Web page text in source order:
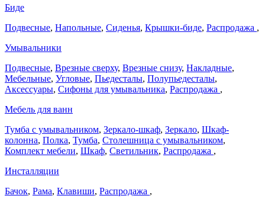
Биде
Подвесные, Напольные, Сиденья, Крышки-биде, Распродажа ,
Умывальники
Подвесные, Врезные сверху, Врезные снизу, Накладные,
Мебельные, Угловые, Пьедесталы, Полупьедесталы,
Аксессуары, Сифоны для умывальника, Распродажа ,
Мебель для ванн
Тумба с умывальником, Зеркало-шкаф, Зеркало, Шкаф-
колонна, Полка, Тумба, Столешница с умывальником,
Комплект мебели, Шкаф, Светильник, Распродажа ,
Инсталляции
Бачок, Рама, Клавиши, Распродажа ,